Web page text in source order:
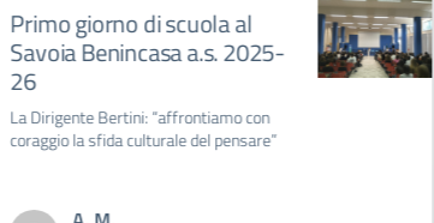
scuola al
a.s. 2025-
con
del pensare”
Collegio
settembre